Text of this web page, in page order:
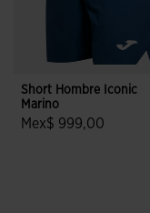
Short Hombre Iconic
Marino
Mex$ 999,00